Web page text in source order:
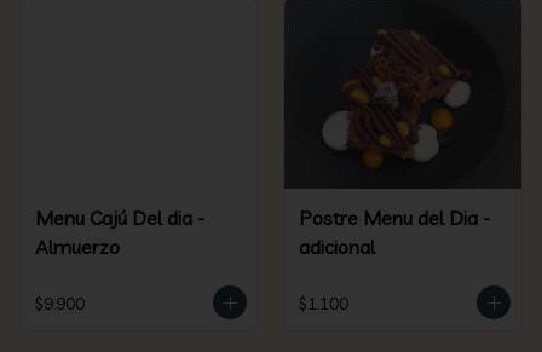
Menu Cajú Del dia -
Almuerzo
$9.900
Postre Menu del Dia -
adicional
$1.100